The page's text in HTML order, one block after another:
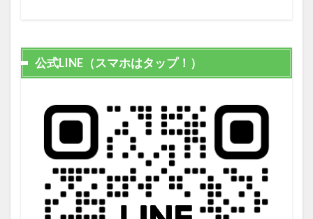
公式LINE（スマホはタップ！）